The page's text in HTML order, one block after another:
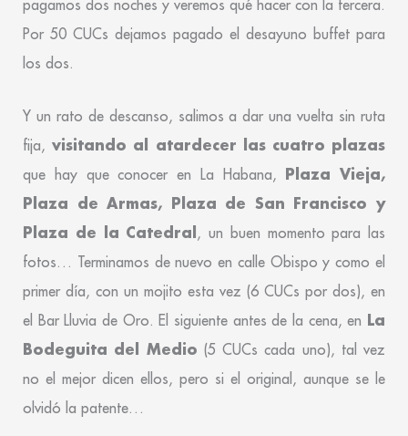
pagamos dos noches y veremos qué hacer con la tercera.
Por 50 CUCs dejamos pagado el desayuno buffet para
los dos.
Y un rato de descanso, salimos a dar una vuelta sin ruta
fija,visitando al atardecer las cuatro plazas
que hay que conocer en La Habana, Plaza Vieja,
Plaza de Armas, Plaza de San Francisco y
Plaza de la Catedral, un buen momento para las
fotos… Terminamos de nuevo en calle Obispo y como el
primer día, con un mojito esta vez (6 CUCs por dos), en
el Bar Lluvia de Oro. El siguiente antes de la cena, en La
Bodeguita del Medio (5 CUCs cada uno), tal vez
no el mejor dicen ellos, pero si el original, aunque se le
olvidó la patente…